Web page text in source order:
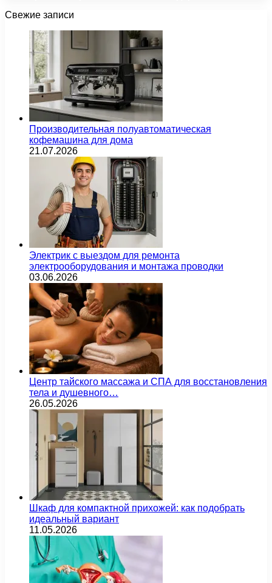
Свежие записи
Производительная полуавтоматическая
кофемашина для дома
21.07.2026
Электрик с выездом для ремонта
электрооборудования и монтажа проводки
03.06.2026
Центр тайского массажа и СПА для восстановления
тела и душевного…
26.05.2026
Шкаф для компактной прихожей: как подобрать
идеальный вариант
11.05.2026